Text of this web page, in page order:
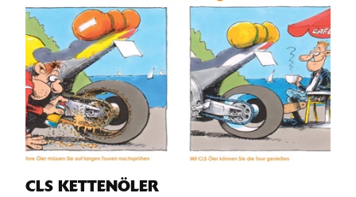
CLS KETTENÖLER